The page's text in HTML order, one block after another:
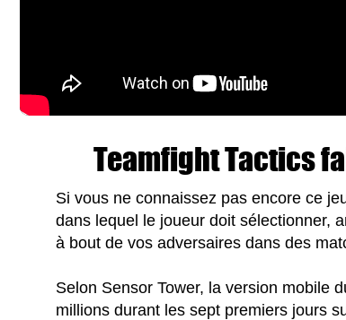
Teamfight Tactics
Si vous ne connaissez pas encore ce
dans lequel le joueur doit sélectionner,
à bout de vos adversaires dans des
Selon Sensor Tower, la version mobile
millions durant les sept premiers jours